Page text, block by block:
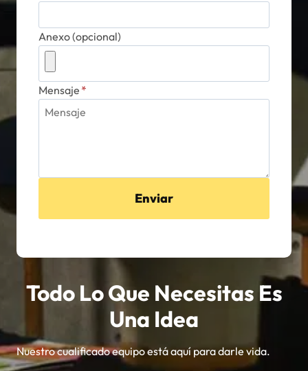
Anexo (opcional)
Mensaje *
Enviar
Todo Lo Que Necesitas Es
Una Idea
Nuestro cualificado equipo está aquí para darle vida.